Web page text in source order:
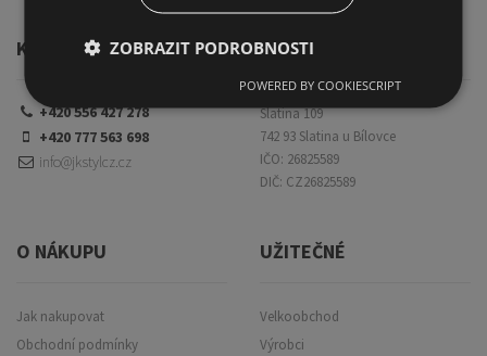
KONTAKTY
+420 556 427 278
+420 777 563 698
info@jkstylcz.cz
JK Styl CZ s. r. o.
Slatina 109
742 93 Slatina u Bílovce
IČO: 26825589
DIČ: CZ26825589
O NÁKUPU
Jak nakupovat
Obchodní podmínky
UŽITEČNÉ
Velkoobchod
Výrobci
ZOBRAZIT PODROBNOSTI
POWERED BY COOKIESCRIPT